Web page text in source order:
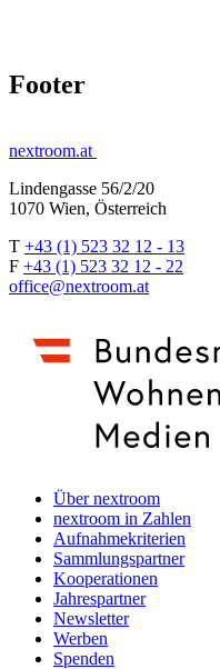
Footer
nextroom.at
Lindengasse 56/2/20
1070 Wien, Österreich
T +43 (1) 523 32 12 - 13
F +43 (1) 523 32 12 - 22
office@nextroom.at
Über nextroom
nextroom in Zahlen
Aufnahmekriterien
Sammlungspartner
Kooperationen
Jahrespartner
Newsletter
Werben
Spenden